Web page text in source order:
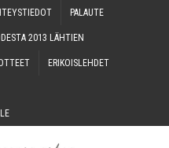
PALAU­TE
2013 LÄHTIEN
ERI­KOIS­LEH­DET